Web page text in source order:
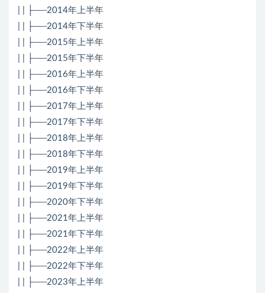
| | ├──2014年上半年
| | ├──2014年下半年
| | ├──2015年上半年
| | ├──2015年下半年
| | ├──2016年上半年
| | ├──2016年下半年
| | ├──2017年上半年
| | ├──2017年下半年
| | ├──2018年上半年
| | ├──2018年下半年
| | ├──2019年上半年
| | ├──2019年下半年
| | ├──2020年下半年
| | ├──2021年上半年
| | ├──2021年下半年
| | ├──2022年上半年
| | ├──2022年下半年
| | ├──2023年上半年